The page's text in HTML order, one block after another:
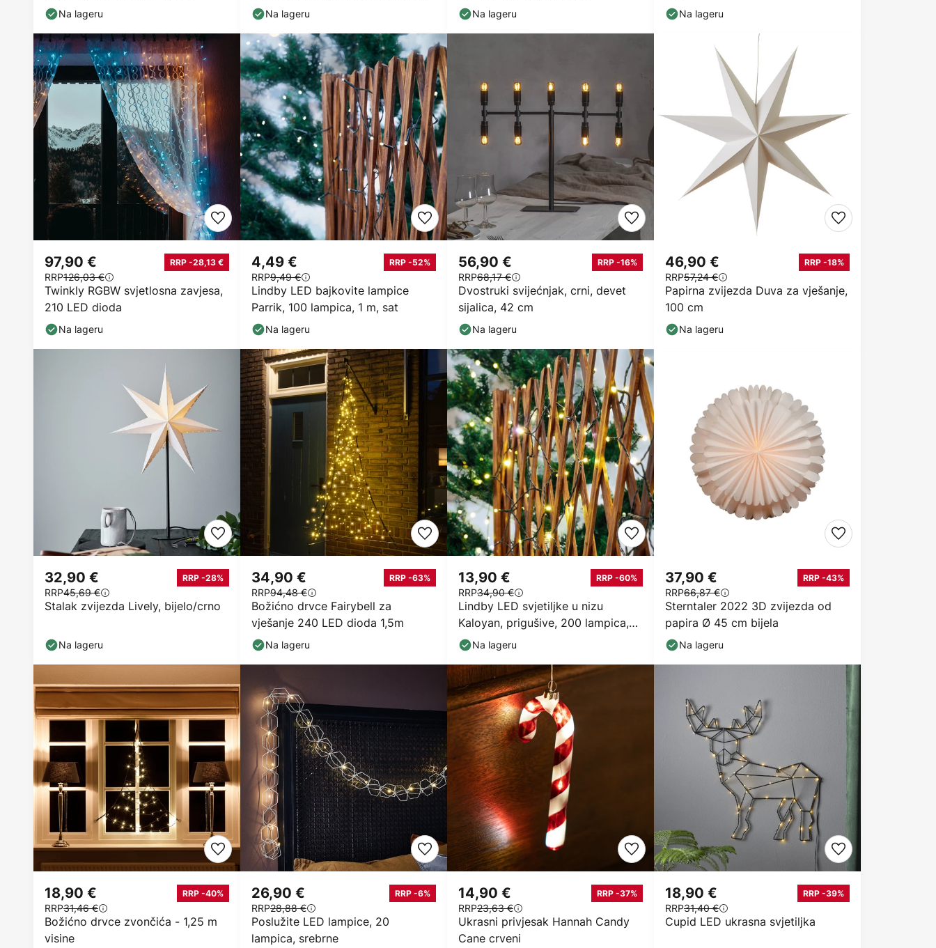
Na lageru
m Na lageru Na lageru Na lageru
Twinkly RGBW svjetlosna zavjesa,
210 LED dioda
97,90 € RRP -28,13 €
RRP126,03 €
Na lageru
Lindby LED bajkovite lampice
Parrik, 100 lampica, 1 m, sat
4,49 € RRP -52%
RRP9,49 €
Na lageru
Dvostruki svijećnjak, crni, devet
sijalica, 42 cm
56,90 € RRP -16%
RRP68,17 €
Na lageru
Papirna zvijezda Duva za vješanje,
100 cm
46,90 € RRP -18%
RRP57,24 €
Na lageru
Stalak zvijezda Lively, bijelo/crno
32,90 € RRP -28%
RRP45,69 €
Na lageru
Božićno drvce Fairybell za
vješanje 240 LED dioda 1,5m
34,90 € RRP -63%
RRP94,48 €
Na lageru
Lindby LED svjetiljke u nizu
Kaloyan, prigušive, 200 lampica,
2,3 m
13,90 € RRP -60%
RRP34,90 €
Na lageru
Sterntaler 2022 3D zvijezda od
papira Ø 45 cm bijela
37,90 € RRP -43%
RRP66,87 €
Na lageru
Božićno drvce zvončića - 1,25 m
visine
18,90 € RRP -40%
RRP31,46 €
Poslužite LED lampice, 20
lampica, srebrne
26,90 € RRP -6%
RRP28,88 €
Ukrasni privjesak Hannah Candy
Cane crveni
14,90 € RRP -37%
RRP23,63 €
Cupid LED ukrasna svjetiljka
18,90 € RRP -39%
RRP31,40 €